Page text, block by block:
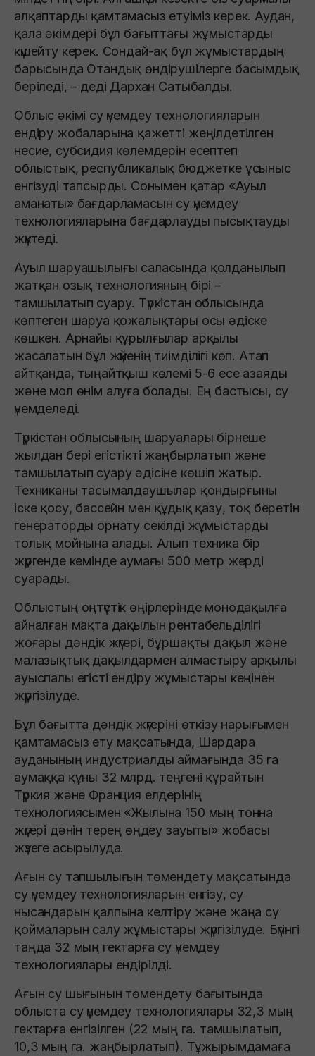
алқаптарды қамтамасыз етуіміз керек. Аудан,
қала әкімдері бұл бағыттағы жұмыстарды
күшейту керек. Сондай-ақ бұл жұмыстардың
барысында Отандық өндірушілерге басымдық
беріледі, – деді Дархан Сатыбалды.
Облыс әкімі су үнемдеу технологияларын
ендіру жобаларына қажетті жеңілдетілген
несие, субсидия көлемдерін есептеп
облыстық, республикалық бюджетке ұсыныс
енгізуді тапсырды. Сонымен қатар «Ауыл
аманаты» бағдарламасын су үнемдеу
технологияларына бағдарлауды пысықтауды
жүктеді.
Ауыл шаруашылығы саласында қолданылып
жатқан озық технологияның бірі –
тамшылатып суару. Түркістан облысында
көптеген шаруа қожалықтары осы әдіске
көшкен. Арнайы құрылғылар арқылы
жасалатын бұл жүйенің тиімділігі көп. Атап
айтқанда, тыңайтқыш көлемі 5-6 есе азаяды
және мол өнім алуға болады. Ең бастысы, су
үнемделеді.
Түркістан облысының шаруалары бірнеше
жылдан бері егістікті жаңбырлатып және
тамшылатып суару әдісіне көшіп жатыр.
Техниканы тасымалдаушылар қондырғыны
іске қосу, бассейн мен құдық қазу, тоқ беретін
генераторды орнату секілді жұмыстарды
толық мойнына алады. Алып техника бір
жүргенде кемінде аумағы 500 метр жерді
суарады.
Облыстың оңтүстік өңірлерінде монодақылға
айналған мақта дақылын рентабельділігі
жоғары дәндік жүгері, бұршақты дақыл және
малазықтық дақылдармен алмастыру арқылы
ауыспалы егісті ендіру жұмыстары кеңінен
жүргізілуде.
Бұл бағытта дәндік жүгеріні өткізу нарығымен
қамтамасыз ету мақсатында, Шардара
ауданының индустриалды аймағында 35 га
аумаққа құны 32 млрд. теңгені құрайтын
Түркия және Франция елдерінің
технологиясымен «Жылына 150 мың тонна
жүгері дәнін терең өңдеу зауыты» жобасы
жүзеге асырылуда.
Ағын су тапшылығын төмендету мақсатында
су үнемдеу технологияларын енгізу, су
нысандарын қалпына келтіру және жаңа су
қоймаларын салу жұмыстары жүргізілуде. Бүгінгі
таңда 32 мың гектарға су үнемдеу
технологиялары ендірілді.
Ағын су шығынын төмендету бағытында
облыста су үнемдеу технологиялары 32,3 мың
гектарға енгізілген (22 мың га. тамшылатып,
10,3 мың га. жаңбырлатып). Тұжырымдамаға